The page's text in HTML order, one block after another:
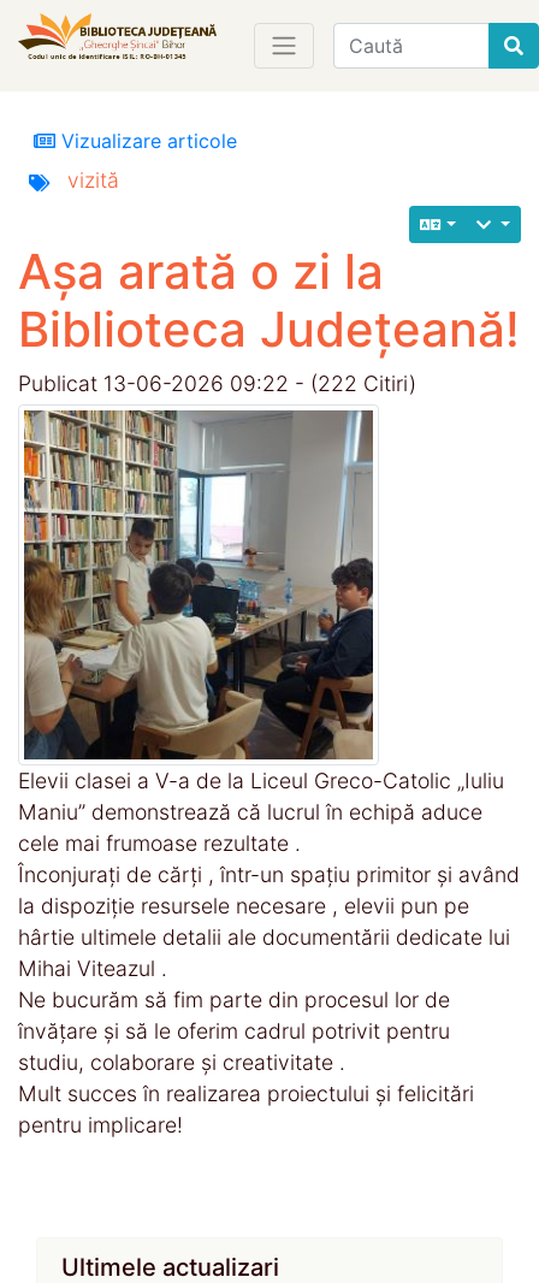
Find
Vizualizare articole
vizită
Așa arată o zi la
Biblioteca Județeană!
Publicat 13-06-2026 09:22 - (222 Citiri)
Elevii clasei a V-a de la Liceul Greco-Catolic „Iuliu
Maniu” demonstrează că lucrul în echipă aduce
cele mai frumoase rezultate .
Înconjurați de cărți , într-un spațiu primitor și având
la dispoziție resursele necesare , elevii pun pe
hârtie ultimele detalii ale documentării dedicate lui
Mihai Viteazul .
Ne bucurăm să fim parte din procesul lor de
învățare și să le oferim cadrul potrivit pentru
studiu, colaborare și creativitate .
Mult succes în realizarea proiectului și felicitări
pentru implicare!
Ultimele actualizari